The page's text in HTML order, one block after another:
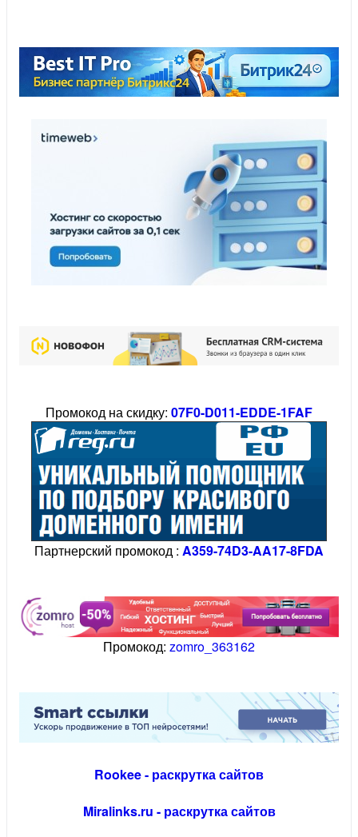
Промокод на скидку: 07F0-D011-EDDE-1FAF
Партнерский промокод : A359-74D3-AA17-8FDA
Промокод: zomro_363162
Rookee - раскрутка сайтов
Miralinks.ru - раскрутка сайтов